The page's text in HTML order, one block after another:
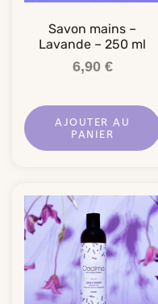
Savon mains –
Lavande – 250 ml
6,90 €
AJOUTER AU
PANIER